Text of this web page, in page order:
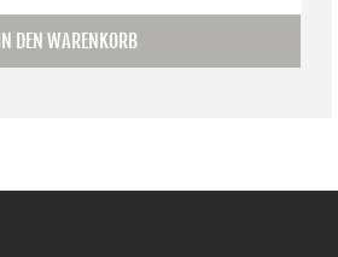
IN DEN WARENKORB